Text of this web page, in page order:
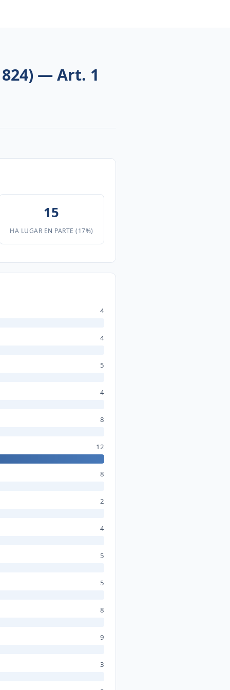
— Art. 1
15
HA LUGAR EN PARTE (17%)
4
4
5
4
8
12
8
2
4
5
5
8
9
3